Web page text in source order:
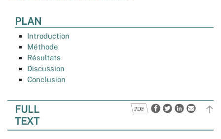
PLAN
Introduction
Méthode
Résultats
Discussion
Conclusion
FULL
TEXT